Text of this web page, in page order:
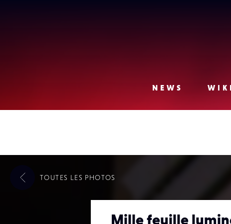
NEWS
Mille feuille
TOUTES LES PHOTOS